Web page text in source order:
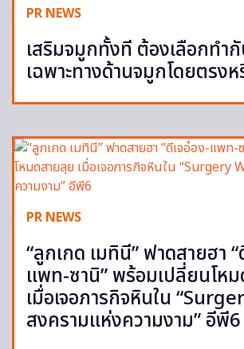
PR NEWS
เสริมจมูกทั้งที ต้องเลือกทำ
เฉพาะทางด้านจมูกโดยตรงห
PR NEWS
“ลูกเกด เมทินี” ฟาดสายฮา “
แพท-ซานิ” พร้อมเปลี่ยนโห
เมื่อเจอภารกิจหินใน
สงครามแห่งความงาม” อีพี6